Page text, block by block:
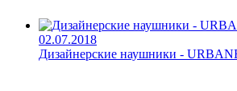
02.07.2018
Дизайнерские наушники -